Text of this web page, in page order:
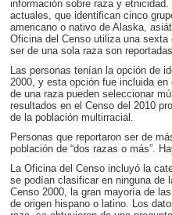
información sobre raza y
actuales, que identifican cinco
americano o nativo de Alaska,
Oficina del Censo utiliza una sexta
ser de una sola raza son
Las personas tenían la opción de
2000, y esta opción fue incluida
de una raza pueden seleccionar
resultados en el Censo del 2010
de la población multirracial.
Personas que reportaron ser de
población de “dos razas o más”.
La Oficina del Censo incluyó la
se podían clasificar en ninguna de
Censo 2000, la gran mayoría de
de origen hispano o latino. Los